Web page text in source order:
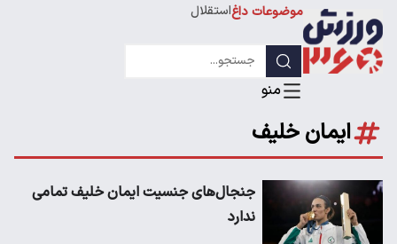
موضوعات داغاستقلال
ایمان خلیف
جنجال‌های جنسیت ایمان خلیف تمامی
ندارد